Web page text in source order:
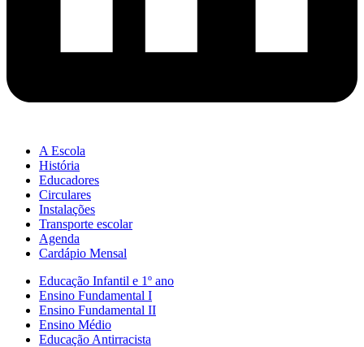
A Escola
História
Educadores
Circulares
Instalações
Transporte escolar
Agenda
Cardápio Mensal
Educação Infantil e 1º ano
Ensino Fundamental I
Ensino Fundamental II
Ensino Médio
Educação Antirracista